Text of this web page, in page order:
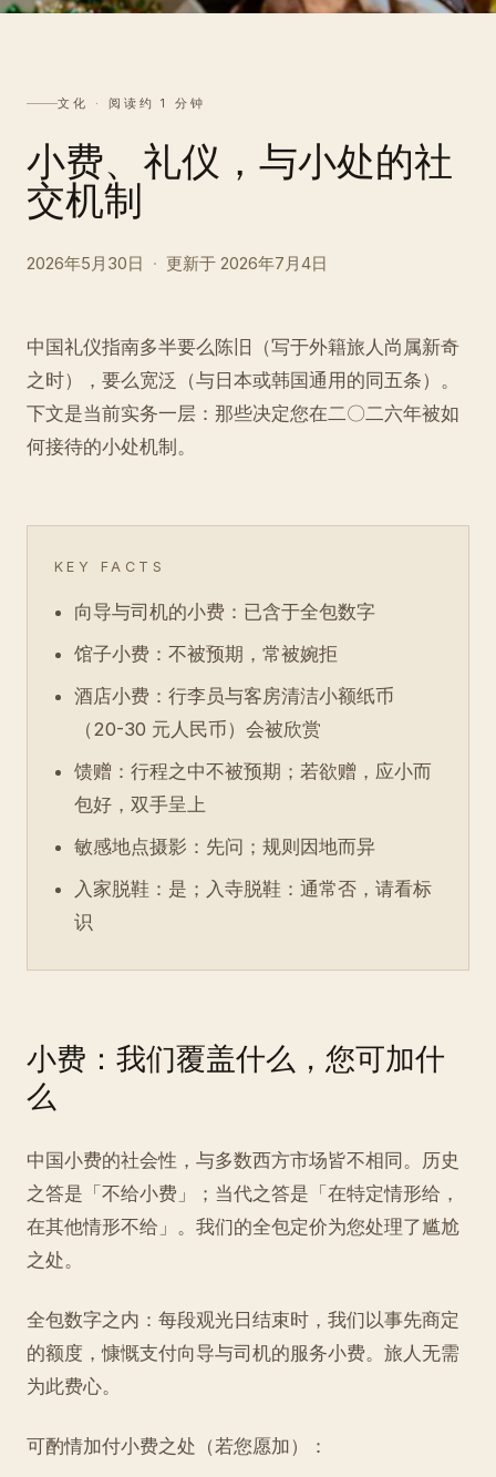
文化 · 阅读约 1 分钟
小费、礼仪，与小处的社
交机制
2026年5月30日 · 更新于 2026年7月4日
中国礼仪指南多半要么陈旧（写于外籍旅人尚属新奇
之时），要么宽泛（与日本或韩国通用的同五条）。
下文是当前实务一层：那些决定您在二〇二六年被如
何接待的小处机制。
KEY FACTS
向导与司机的小费：已含于全包数字
馆子小费：不被预期，常被婉拒
酒店小费：行李员与客房清洁小额纸币
（20-30 元人民币）会被欣赏
馈赠：行程之中不被预期；若欲赠，应小而
包好，双手呈上
敏感地点摄影：先问；规则因地而异
入家脱鞋：是；入寺脱鞋：通常否，请看标
识
小费：我们覆盖什么，您可加什
么
中国小费的社会性，与多数西方市场皆不相同。历史
之答是「不给小费」；当代之答是「在特定情形给，
在其他情形不给」。我们的全包定价为您处理了尴尬
之处。
全包数字之内：每段观光日结束时，我们以事先商定
的额度，慷慨支付向导与司机的服务小费。旅人无需
为此费心。
可酌情加付小费之处（若您愿加）：